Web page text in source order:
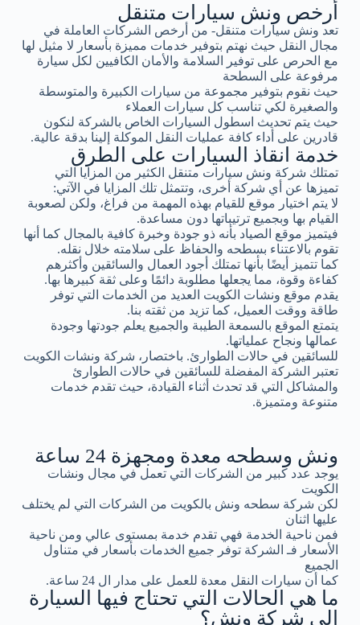
أرخص ونش سيارات متنقل
تعد ونش سيارات متنقل- من أرخص الشركات العاملة في
مجال النقل حيث نهتم بتوفير خدمات مميزة بأسعار لا مثيل لها
مع الحرص على توفير السلامة والأمان الكافيين لكل سيارة
مرفوعة على السطحة
حيث نقوم بتوفير مجموعة من سيارات الكبيرة والمتوسطة
والصغيرة لكي تناسب كل سيارات العملاء
حيث يتم تحديث اسطول السيارات الخاص بالشركة لنكون
قادرين على أداء كافة عمليات النقل الموكلة إلينا بدقة عالية.
خدمة انقاذ السيارات على الطرق
تمتلك شركة ونش سيارات متنقل الكثير من المزايا التي
تميزها عن أي شركة أخرى، وتتمثل تلك المزايا في الآتي:
لا يتم اختيار موقع للقيام بهذه المهمة من فراغ، ولكن لصعوبة
القيام بها وبجميع ترتيباتها دون مساعدة.
فيتميز موقع الصياد بأنه ذو جودة وخبرة كافية بالمجال كما أنها
تقوم بالاعتناء بسطحه والحفاظ على سلامته خلال نقله.
كما تتميز أيضًا بأنها تمتلك أجود العمال والسائقين وأكثرهم
كفاءة وقوة، مما يجعلها مطلوبة دائمًا وعلى ثقة كبيرها بها.
يقدم موقع ونشات الكويت العديد من الخدمات التي توفر
طاقة ووقت العميل، كما تزيد من ثقته بنا.
يتمتع الموقع بالسمعة الطيبة والجميع يعلم جودتها وجودة
عمالها ونجاح عملياتها.
للسائقين في حالات الطوارئ. باختصار، شركة ونشات الكويت
تعتبر الشركة المفضلة للسائقين في حالات الطوارئ
والمشاكل التي قد تحدث أثناء القيادة، حيث تقدم خدمات
متنوعة ومتميزة.
ونش وسطحه معدة ومجهزة 24 ساعة
يوجد عدد كبير من الشركات التي تعمل في مجال ونشات
الكويت
لكن شركة سطحه ونش بالكويت من الشركات التي لم يختلف
عليها اثنان
فمن ناحية الخدمة فهي تقدم خدمة بمستوى عالي ومن ناحية
الأسعار فـ الشركة توفر جميع الخدمات بأسعار في متناول
الجميع
كما أن سيارات النقل معدة للعمل على مدار ال 24 ساعة.
ما هي الحالات التي تحتاج فيها السيارة
إلى شركة ونش؟